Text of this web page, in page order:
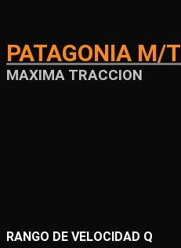
PATAGONIA M/T
MAXIMA TRACCION
RANGO DE VELOCIDAD Q